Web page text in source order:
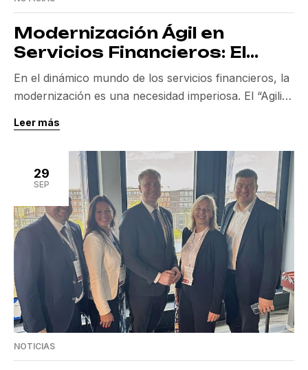
Modernización Ágil en
Servicios Financieros: El
Papel del Agility Layer
En el dinámico mundo de los servicios financieros, la
modernización es una necesidad imperiosa. El “Agility
conectar los sistemas heredados con las tecnologías
de vanguardia, garantizando una adaptación ágil y
eficaz que satisface tanto las expectativas de los
clientes como las exigencias regulatorias. Este
enfoque estratégico ofrece a […]
Leer más
29
SEP
NOTICIAS